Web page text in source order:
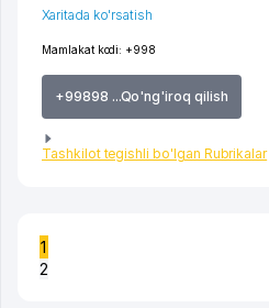
Mamlakat kodi: +998
+99898 ...Qo'ng'iroq qilish
Tashkilot tegishli bo'lgan Rubrikalar
Xaritada ko'rsatish
1
2